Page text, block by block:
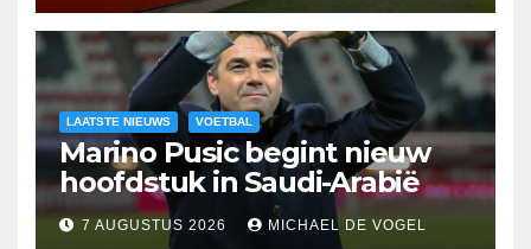
LAATSTE NIEUWS VOETBAL
Marino Pusic begint nieuw
hoofdstuk in Saudi-Arabië
7 AUGUSTUS 2026 MICHAEL DE VOGEL